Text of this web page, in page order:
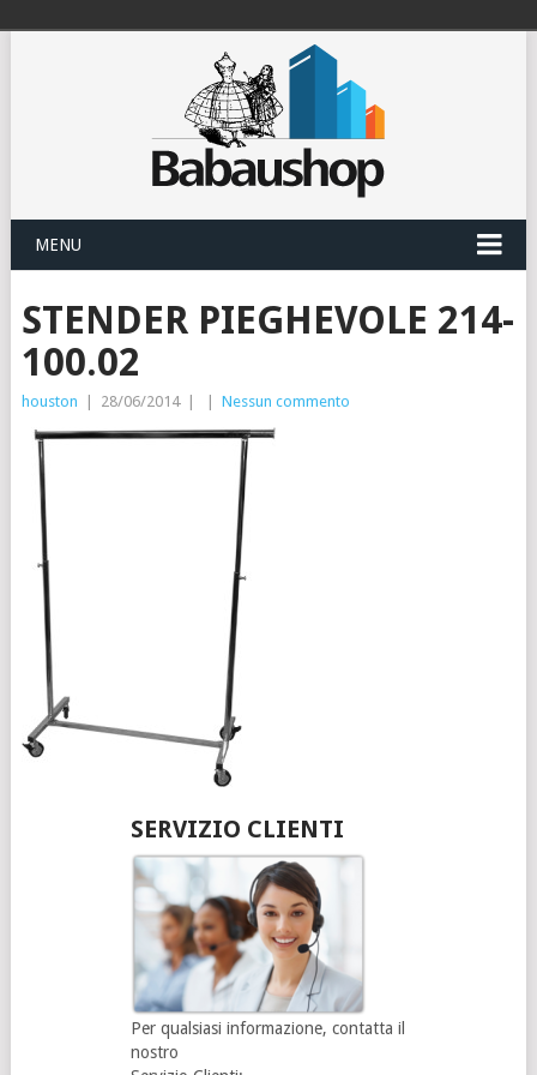
MENU
STENDER PIEGHEVOLE 214-
100.02
houston 28/06/2014 Nessun commento
SERVIZIO CLIENTI
Per qualsiasi informazione, contatta il
nostro